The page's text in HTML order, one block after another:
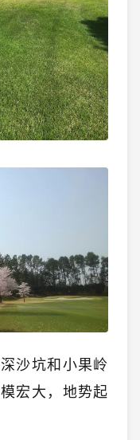
沙坑和小果岭
宏大，地势起